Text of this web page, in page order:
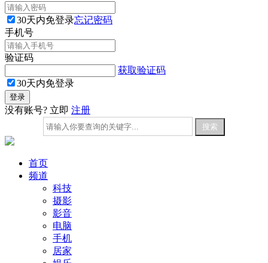
30天内免登录忘记密码
手机号
验证码
获取验证码
30天内免登录
没有账号? 立即 注册
首页
频道
科技
摄影
影音
电脑
手机
居家